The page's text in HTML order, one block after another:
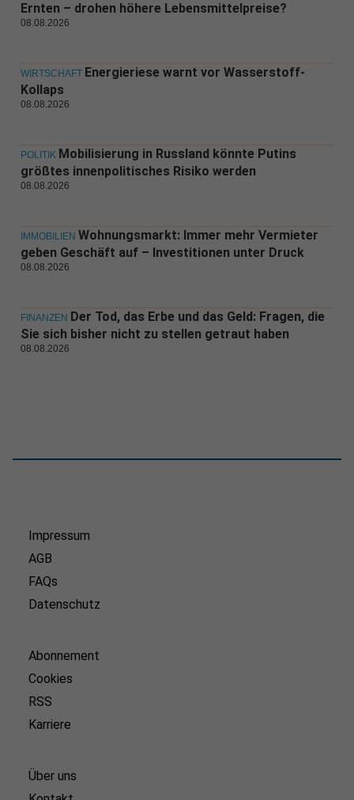
Ernten – drohen höhere Lebensmittelpreise?
08.08.2026
WIRTSCHAFT Energieriese warnt vor Wasserstoff-
Kollaps
08.08.2026
POLITIK Mobilisierung in Russland könnte Putins
größtes innenpolitisches Risiko werden
08.08.2026
IMMOBILIEN Wohnungsmarkt: Immer mehr Vermieter
geben Geschäft auf – Investitionen unter Druck
08.08.2026
FINANZEN Der Tod, das Erbe und das Geld: Fragen, die
Sie sich bisher nicht zu stellen getraut haben
08.08.2026
Impressum
AGB
FAQs
Datenschutz
Abonnement
Cookies
RSS
Karriere
Über uns